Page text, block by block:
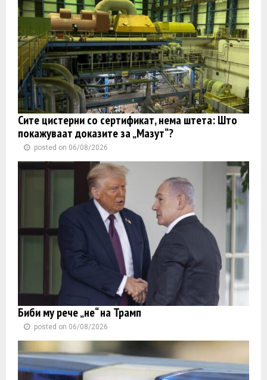
Сите цистерни со сертификат, нема штета: Што
покажуваат доказите за „Мазут“?
posted on 06/08/2026
Биби му рече „не“ на Трамп
posted on 06/08/2026